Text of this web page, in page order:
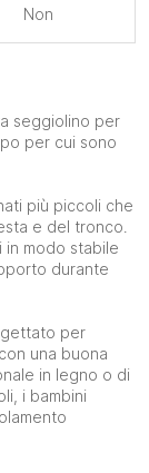
Non
seggiolino per
per cui sono
più piccoli che
e del tronco.
in modo stabile
durante
per
una buona
in legno o di
i bambini